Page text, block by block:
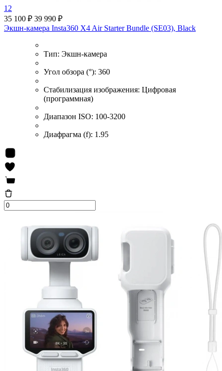
12
35 100 ₽ 39 990 ₽
Экшн-камера Insta360 X4 Air Starter Bundle (SE03), Black
Тип: Экшн-камера
Угол обзора (°): 360
Стабилизация изображения: Цифровая
(программная)
Диапазон ISO: 100-3200
Диафрагма (f): 1.95